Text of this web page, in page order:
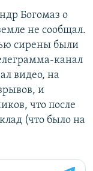
Богомаз о
не сообщал.
сирены были
канал
видео, на
и
что после
(что было на